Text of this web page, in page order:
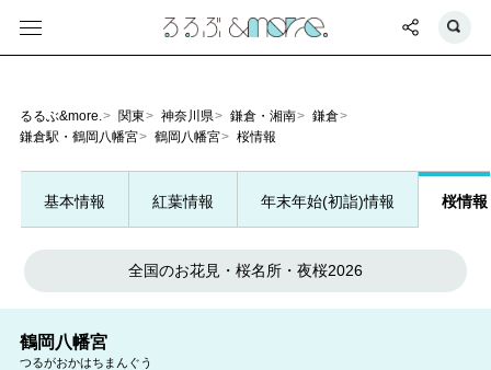
るるぶ&more. 関東 神奈川県 鎌倉・湘南
鎌倉
鎌倉駅・鶴岡八幡宮
鶴岡八幡宮 桜情報
基本情報 紅葉情報 年末年始(初詣)情報 桜情報
全国のお花見・桜名所・夜桜2026
鶴岡八幡宮
つるがおかはちまんぐう